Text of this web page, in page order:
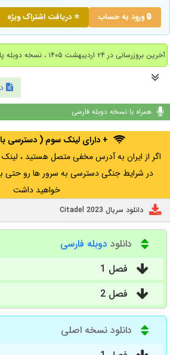
🔒 ورود به حساب ⭐ دریافت اشتراک ویژه
آخرین بروزرسانی در ۲۴ اردیبهشت ۱۴۰۵ ، نسخه دوبله پارسی فصل دوم اضافه شد.
همراه با نسخه دوبله فارسی
+ دارای لینک سوم ( دسترسی
در شرایط جنگی دسترسی به سرور ها رو حتی با
خواهید داشت
دانلود سریال Citadel 2023
دانلود دوبله فارسی
فصل 1
فصل 2
دانلود نسخه اصلی